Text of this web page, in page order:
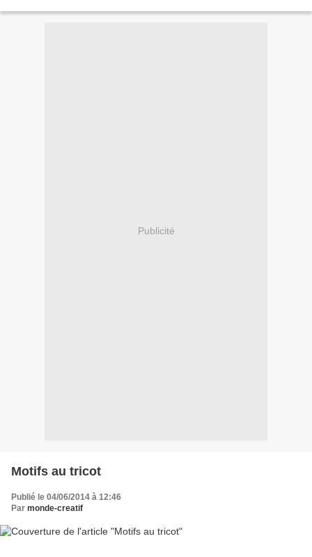
Publicité
Motifs au tricot
Publié le 04/06/2014 à 12:46
Par monde-creatif